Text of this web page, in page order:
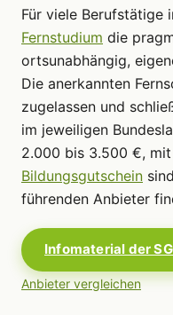
Für viele Berufstätige
Fernstudium die
ortsunabhängig,
Die anerkannten
zugelassen und
im jeweiligen
2.000 bis 3.500 €, mit
Bildungsgutschein
führenden Anbieter
Infomaterial der
Anbieter vergleichen